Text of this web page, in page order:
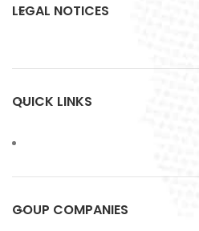
LEGAL NOTICES
QUICK LINKS
GOUP COMPANIES